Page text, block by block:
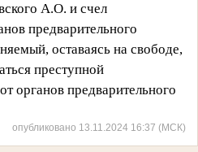
А.О. и счел
предварительного
оставаясь на свободе,
преступной
органов предварительного
опубликовано 13.11.2024 16:37 (МСК)